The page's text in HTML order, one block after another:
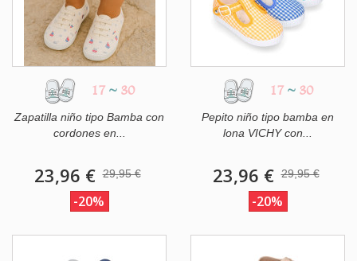
17 ~ 30
Zapatilla niño tipo Bamba con
cordones en...
23,96 € 29,95 €
-20%
17 ~ 30
Pepito niño tipo bamba en
lona VICHY con...
23,96 € 29,95 €
-20%